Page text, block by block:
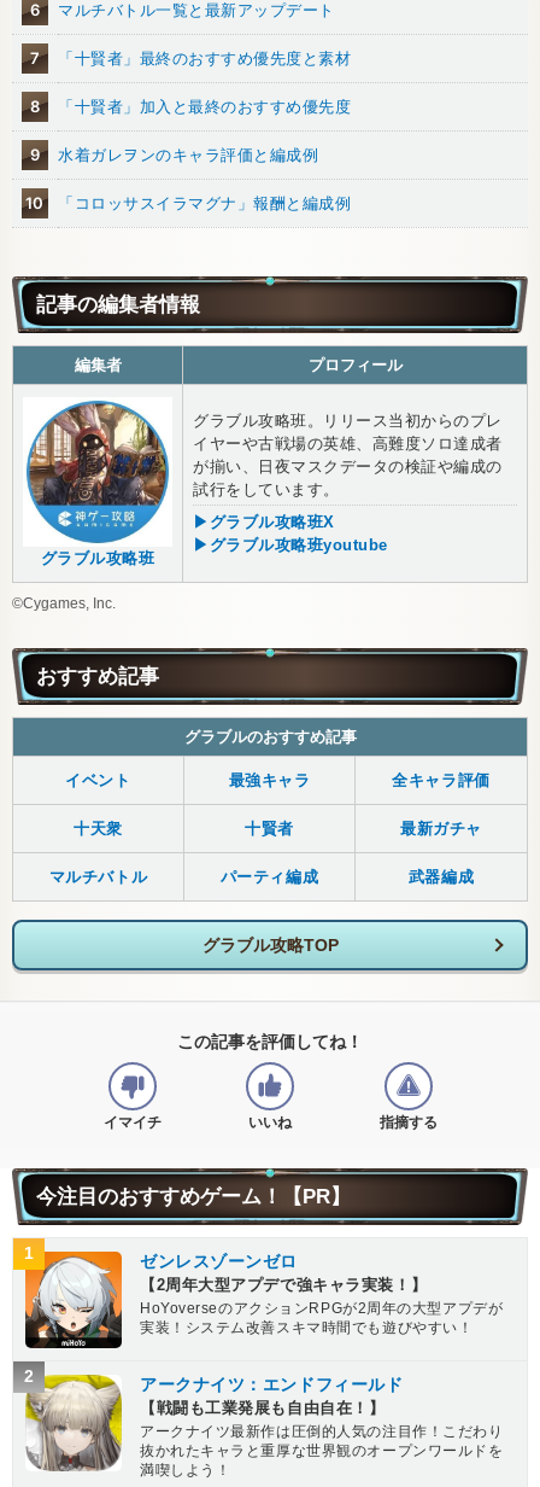
6 マルチバトル一覧と最新アップデート
7 「十賢者」最終のおすすめ優先度と素材
8 「十賢者」加入と最終のおすすめ優先度
9 水着ガレヲンのキャラ評価と編成例
10 「コロッサスイラマグナ」報酬と編成例
記事の編集者情報
編集者 プロフィール
グラブル攻略班
グラブル攻略班。リリース当初からのプレ
イヤーや古戦場の英雄、高難度ソロ達成者
が揃い、日夜マスクデータの検証や編成の
試行をしています。
▶グラブル攻略班X
▶グラブル攻略班youtube
©Cygames, Inc.
おすすめ記事
グラブルのおすすめ記事
イベント 最強キャラ 全キャラ評価
十天衆 十賢者 最新ガチャ
マルチバトル パーティ編成 武器編成
グラブル攻略TOP
この記事を評価してね！
イマイチ いいね 指摘する
今注目のおすすめゲーム！【PR】
1 ゼンレスゾーンゼロ
【2周年大型アプデで強キャラ実装！】
HoYoverseのアクションRPGが2周年の大型アプデが
実装！システム改善スキマ時間でも遊びやすい！
2 アークナイツ：エンドフィールド
【戦闘も工業発展も自由自在！】
アークナイツ最新作は圧倒的人気の注目作！こだわり
抜かれたキャラと重厚な世界観のオープンワールドを
満喫しよう！